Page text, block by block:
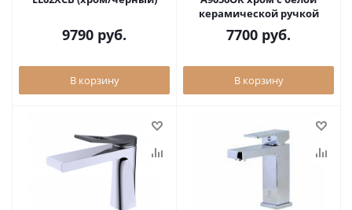
9790 руб.
В корзину
керамической ручкой
7700 руб.
В корзину